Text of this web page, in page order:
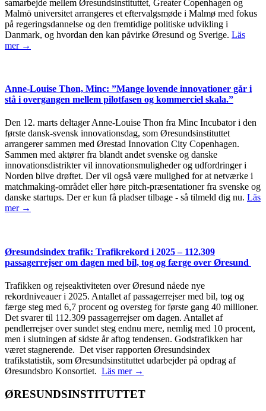
samarbejde mellem Øresundsinstituttet, Greater Copenhagen og
Malmö universitet arrangeres et eftervalgsmøde i Malmø med fokus
på regeringsdannelse og den fremtidige politiske udvikling i
Danmark, og hvordan den kan påvirke Øresund og Sverige. Läs
mer →
Anne-Louise Thon, Minc: ”Mange lovende innovationer går i
stå i overgangen mellem pilotfasen og kommerciel skala.”
Den 12. marts deltager Anne-Louise Thon fra Minc Incubator i den
første dansk-svensk innovationsdag, som Øresundsinstituttet
arrangerer sammen med Ørestad Innovation City Copenhagen.
Sammen med aktører fra blandt andet svenske og danske
innovationsdistrikter vil innovationsmuligheder og udfordringer i
Norden blive drøftet. Der vil også være mulighed for at netværke i
matchmaking-området eller høre pitch-præsentationer fra svenske og
danske startups. Der er kun få pladser tilbage - så tilmeld dig nu. Läs
mer →
Øresundsindex trafik: Trafikrekord i 2025 – 112.309
passagerrejser om dagen med bil, tog og færge over Øresund
Trafikken og rejseaktiviteten over Øresund nåede nye
rekordniveauer i 2025. Antallet af passagerrejser med bil, tog og
færge steg med 6,7 procent og oversteg for første gang 40 millioner.
Det svarer til 112.309 passagerrejser om dagen. Antallet af
pendlerrejser over sundet steg endnu mere, nemlig med 10 procent,
men i slutningen af sidste år aftog tendensen. Godstrafikken har
været stagnerende. Det viser rapporten Øresundsindex
trafikstatistik, som Øresundsinstituttet udarbejder på opdrag af
Øresundsbro Konsortiet. Läs mer →
ØRESUNDSINSTITUTTET